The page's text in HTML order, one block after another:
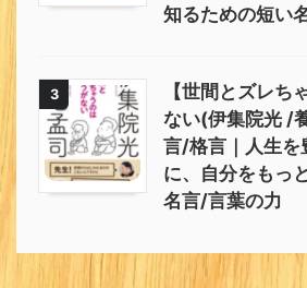
知るための短い
3
【世間とズレち
ない(伊集院光 /
言/格言｜人生を
に、自分をもっ
名言/言葉の力